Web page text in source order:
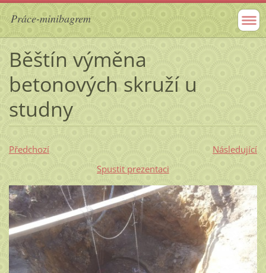
Práce-minibagrem
Běštín výměna
betonových skruží u
studny
Předchozí
Následující
Spustit prezentaci